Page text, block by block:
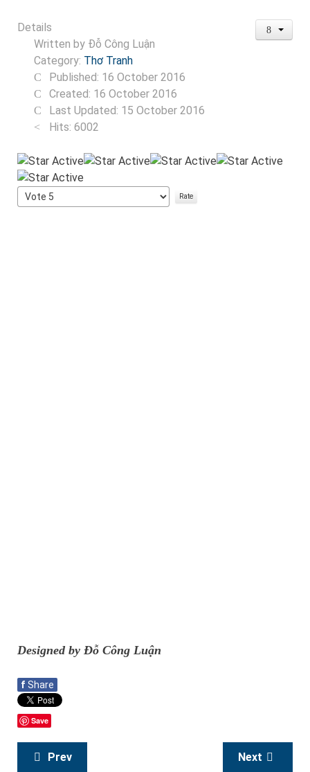
Details
Written by Đỗ Công Luận
Category: Thơ Tranh
Published: 16 October 2016
Created: 16 October 2016
Last Updated: 15 October 2016
Hits: 6002
User
Rating:5/5
Please
Rate
Designed by Đỗ Công Luận
f Share
Save
Prev Next